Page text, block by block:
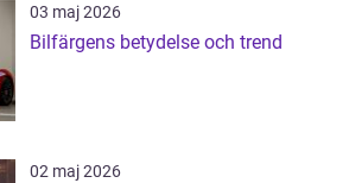
03 maj 2026
Bilfärgens betydelse och trend
02 maj 2026